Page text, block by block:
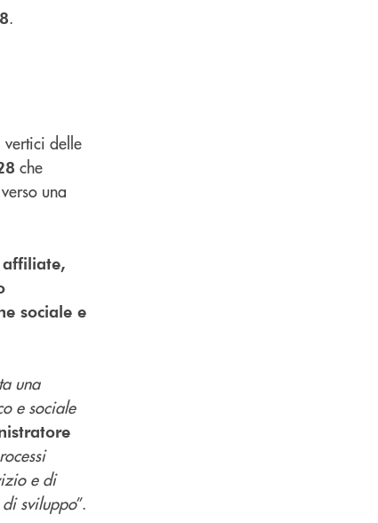
.
delle
che
una
sociale e
una
e sociale
e di
sviluppo”.